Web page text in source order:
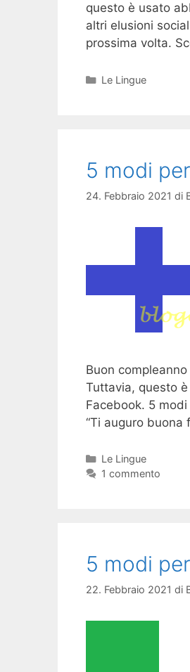
questo è usato
altri elusioni
prossima volta.
Categorie
Le Lingue
5 modi
24. Febbraio 2021 di
Buon
Tuttavia, questo
Facebook. 5
“Ti auguro buona
Categorie
Le Lingue
1 commento
5 modi
22. Febbraio 2021 di